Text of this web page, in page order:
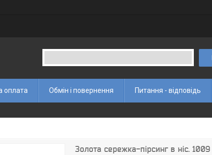
оплата Обмін і повернення Питання - відповідь
Золота сережка-пірсинг в ніс. 1009